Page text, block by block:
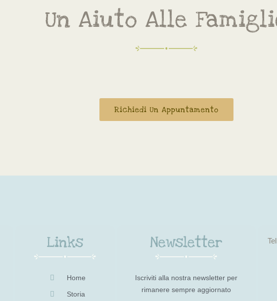
Un Aiuto Alle
Richiedi Un Appuntamento
Links
Home
Storia
Newsletter
Iscriviti alla nostra newsletter per
rimanere sempre aggiornato